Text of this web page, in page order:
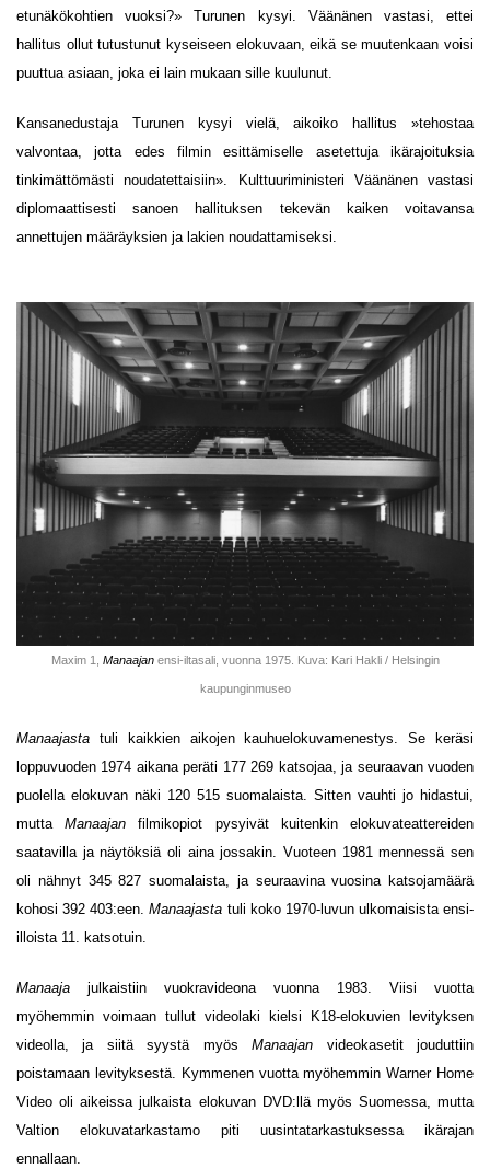
etunäkökohtien vuoksi?» Turunen kysyi. Väänänen vastasi, ettei
hallitus ollut tutustunut kyseiseen elokuvaan, eikä se muutenkaan voisi
puuttua asiaan, joka ei lain mukaan sille kuulunut.
Kansanedustaja Turunen kysyi vielä, aikoiko hallitus »tehostaa
valvontaa, jotta edes filmin esittämiselle asetettuja ikärajoituksia
tinkimättömästi noudatettaisiin». Kulttuuriministeri Väänänen vastasi
diplomaattisesti sanoen hallituksen tekevän kaiken voitavansa
annettujen määräyksien ja lakien noudattamiseksi.
Maxim 1, Manaajan ensi-iltasali, vuonna 1975. Kuva: Kari Hakli / Helsingin
kaupunginmuseo
Manaajasta tuli kaikkien aikojen kauhuelokuvamenestys. Se keräsi
loppuvuoden 1974 aikana peräti 177 269 katsojaa, ja seuraavan vuoden
puolella elokuvan näki 120 515 suomalaista. Sitten vauhti jo hidastui,
muttaManaajanfilmikopiot pysyivät kuitenkin elokuvateattereiden
saatavilla ja näytöksiä oli aina jossakin. Vuoteen 1981 mennessä sen
oli nähnyt 345 827 suomalaista, ja seuraavina vuosina katsojamäärä
kohosi 392 403:een.Manaajasta tuli koko 1970-luvun ulkomaisista ensi-
illoista 11. katsotuin.
Manaaja julkaistiin vuokravideona vuonna 1983. Viisi vuotta
myöhemmin voimaan tullut videolaki kielsi K18-elokuvien levityksen
videolla, ja siitä syystä myösManaajan videokasetit jouduttiin
poistamaan levityksestä. Kymmenen vuotta myöhemmin Warner Home
Video oli aikeissa julkaista elokuvan DVD:llä myös Suomessa, mutta
Valtion elokuvatarkastamo piti uusintatarkastuksessa ikärajan
ennallaan.